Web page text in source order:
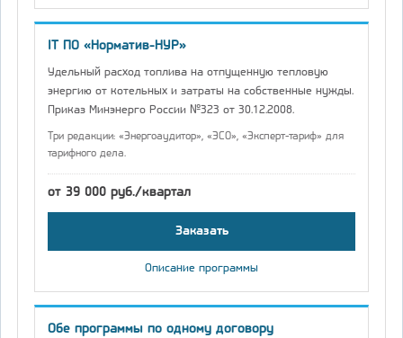
IT ПО «Норматив-НУР»
Удельный расход топлива на отпущенную тепловую
энергию от котельных и затраты на собственные нужды.
Приказ Минэнерго России №323 от 30.12.2008.
Три редакции: «Энергоаудитор», «ЭСО», «Эксперт-тариф» для
тарифного дела.
от 39 000 руб./квартал
Заказать
Описание программы
Обе программы по одному договору